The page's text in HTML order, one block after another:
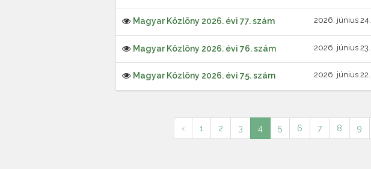
Magyar Közlöny 2026. évi 77. szám 2026. június 24.
Magyar Közlöny 2026. évi 76. szám 2026. június 23.
Magyar Közlöny 2026. évi 75. szám 2026. június 22.
‹ 1 2 3 4 5 6 7 8 9